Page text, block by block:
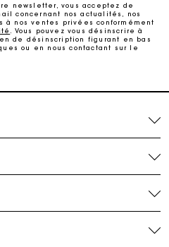
sécurisé
newsletter, vous acceptez de
concernant nos actualités, nos
nos ventes privées conformément
. Vous pouvez vous désinscrire à
de désinscription figurant en bas
ou en nous contactant sur le